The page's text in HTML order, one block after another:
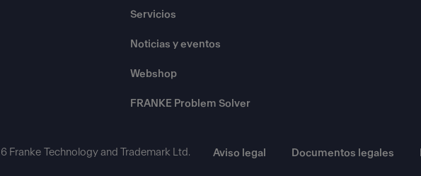
Servicios
Noticias y eventos
Webshop
FRANKE Problem Solver
Franke Technology and Trademark Ltd. Aviso legal Documentos legales